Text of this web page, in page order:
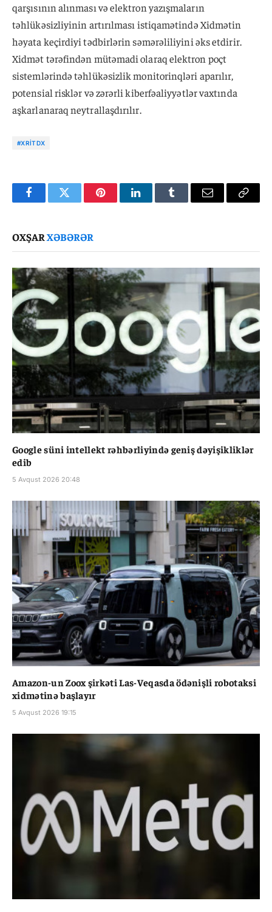
qarşısının alınması və elektron yazışmaların
təhlükəsizliyinin artırılması istiqamətində Xidmətin
həyata keçirdiyi tədbirlərin səmərəliliyini əks etdirir.
Xidmət tərəfindən mütəmadi olaraq elektron poçt
sistemlərində təhlükəsizlik monitorinqləri aparılır,
potensial risklər və zərərli kiberfəaliyyətlər vaxtında
aşkarlanaraq neytrallaşdırılır.
#XRİTDX
FacebookTwitter PinterestLinkedInTumblr Email
Copy
OXŞARXƏBƏRƏR
Google süni intellekt rəhbərliyində geniş dəyişikliklər
edib
5 Avqust 2026 20:48
Amazon-un Zoox şirkəti Las-Veqasda ödənişli robotaksi
xidmətinə başlayır
5 Avqust 2026 19:15